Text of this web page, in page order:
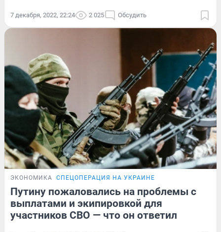
7 декабря, 2022, 22:24 2 025 Обсудить
ЭКОНОМИКА СПЕЦОПЕРАЦИЯ НА УКРАИНЕ
Путину пожаловались на проблемы с
выплатами и экипировкой для
участников СВО — что он ответил